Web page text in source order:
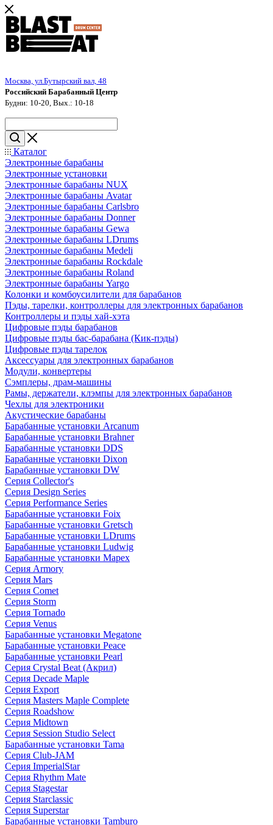
Москва, ул.Бутырский вал, 48
Российский Барабанный Центр
Будни: 10-20, Вых.: 10-18
Каталог
Электронные барабаны
Электронные установки
Электронные барабаны NUX
Электронные барабаны Avatar
Электронные барабаны Carlsbro
Электронные барабаны Donner
Электронные барабаны Gewa
Электронные барабаны LDrums
Электронные барабаны Medeli
Электронные барабаны Rockdale
Электронные барабаны Roland
Электронные барабаны Yargo
Колонки и комбоусилители для барабанов
Пэды, тарелки, контроллеры для электронных барабанов
Контроллеры и пэды хай-хэта
Цифровые пэды барабанов
Цифровые пэды бас-барабана (Кик-пэды)
Цифровые пэды тарелок
Аксессуары для электронных барабанов
Модули, конвертеры
Сэмплеры, драм-машины
Рамы, держатели, клэмпы для электронных барабанов
Чехлы для электроники
Акустические барабаны
Барабанные установки Arcanum
Барабанные установки Brahner
Барабанные установки DDS
Барабанные установки Dixon
Барабанные установки DW
Серия Collector's
Серия Design Series
Серия Performance Series
Барабанные установки Foix
Барабанные установки Gretsch
Барабанные установки LDrums
Барабанные установки Ludwig
Барабанные установки Mapex
Серия Armory
Серия Mars
Серия Comet
Серия Storm
Серия Tornado
Серия Venus
Барабанные установки Megatone
Барабанные установки Peace
Барабанные установки Pearl
Серия Crystal Beat (Акрил)
Серия Decade Maple
Серия Export
Серия Masters Maple Complete
Серия Roadshow
Серия Midtown
Серия Session Studio Select
Барабанные установки Tama
Серия Club-JAM
Серия ImperialStar
Серия Rhythm Mate
Серия Stagestar
Серия Starclassic
Серия Superstar
Барабанные установки Tamburo